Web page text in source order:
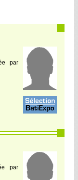
par
par